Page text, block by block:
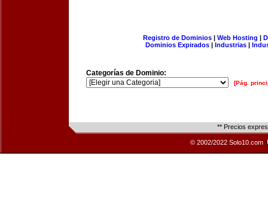
Registro de Dominios| Web Hosting |
Dominios Expirados | Industrias |
Categorías de Dominio:
[Pág.
** Precios
© 2002/2022 Solo10.com